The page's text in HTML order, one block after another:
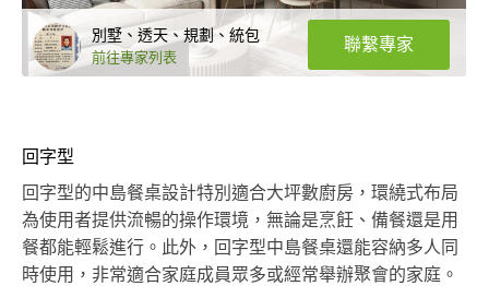
別墅、透天、規劃、統包
前往專家列表
聯繫專家
回字型
回字型的中島餐桌設計特別適合大坪數廚房，環繞式布局
為使用者提供流暢的操作環境，無論是烹飪、備餐還是用
餐都能輕鬆進行。此外，回字型中島餐桌還能容納多人同
時使用，非常適合家庭成員眾多或經常舉辦聚會的家庭。